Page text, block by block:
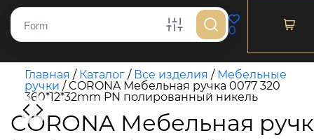
0
Главная / Каталог / Все изделия / Мебельные
ручки /CORONA Мебельная ручка 0077 320
360*12*32mm PN полированный никель
CORONA Мебельная